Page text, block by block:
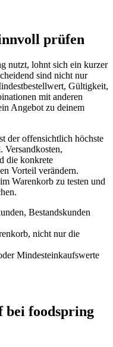
prüfen
nutzt, lohnt sich ein kurzer
sind nicht nur
Gültigkeit,
mit anderen
Angebot zu deinem
der offensichtlich höchste
Versandkosten,
die konkrete
Vorteil verändern.
Warenkorb zu testen und
Bestandskunden
nicht nur die
Mindesteinkaufswerte
bei foodspring